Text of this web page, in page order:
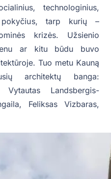
technologinius,
tarp kurių –
krizės. Užsienio
ar kitu būdu buvo
Tuo metu Kauną
architektų banga:
Vytautas Landsbergis-
Feliksas Vizbaras,